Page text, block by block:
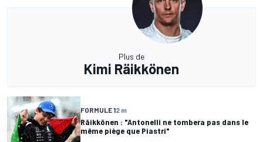
Plus de
Kimi Räikkönen
FORMULE 12 m
Räikkönen : "Antonelli ne tombera pas dans le
même piège que Piastri"